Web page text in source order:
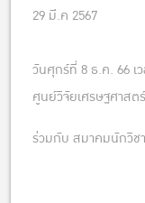
29 มี.ค 2567
วันศุกร์ที่ 8 ธ.ค. 66 เ
ศูนย์วิจัยเศรษฐศาส
ร่วมกับ สมาคมนักวิช